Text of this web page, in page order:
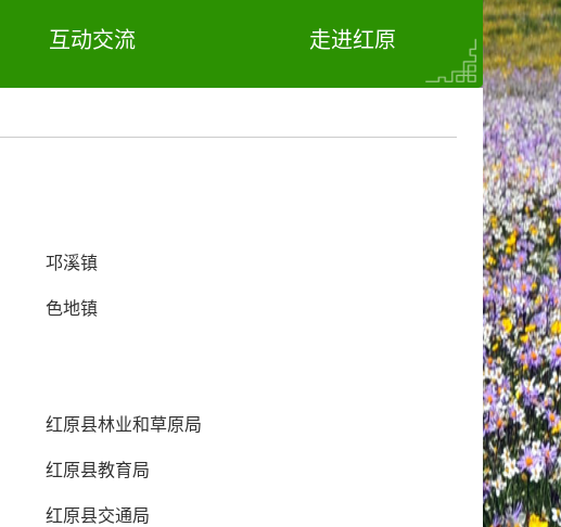
互动交流 走进红原
邛溪镇
色地镇
红原县林业和草原局
红原县教育局
红原县交通局